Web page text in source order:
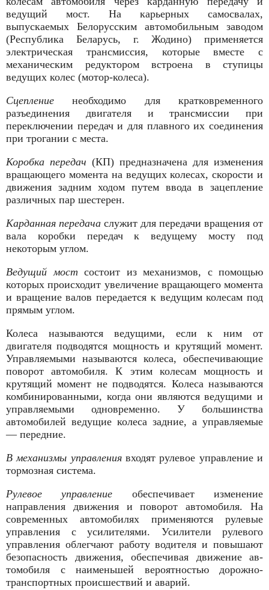
ведущий мост. На карьерных самосвалах,
выпускаемых Белорусским автомобильным заводом
(Республика Беларусь, г. Жодино) применяется
электрическая трансмиссия, которые вместе с
механическим редуктором встроена в сту­пицы
ведущих колес (мотор-колеса).
Сцеплениенеобходимо для кратковременного
разъединения двигателя и трансмиссии при
переключении передач и для плавного их соединения
при трогании с места.
Коробка передач (КП) предназначена для изменения
вращающего момента на ведущих колесах, скорости и
движения задним ходом путем ввода в зацепление
различных пар шестерен.
Карданная передача служит для передачи вращения от
вала коробки передач к ведущему мосту под
некоторым углом.
Ведущий мост состоит из механизмов, с помощью
которых происходит увеличение вращающего момента
и вращение валов передается к ведущим колесам под
прямым углом.
Колеса называются ведущими, если к ним от
двигателя подво­дятся мощность и крутящий момент.
Управляемыми называются колеса, обеспечивающие
поворот автомобиля. К этим колесам мощность и
крутящий момент не подводятся. Колеса называются
комбинированными, когда они являются ведущими и
управляе­мыми одновременно. У большинства
автомобилей ведущие колеса задние, а управляемые
— передние.
В механизмы управления входят рулевое управление и
тормозная система.
Рулевое управление обеспечивает изменение
направления движения и поворот автомобиля. На
современных автомобилях применяются рулевые
управления с усилителями. Усилители рулевого
управления облегчают работу водителя и повышают
безопасность движения, обеспечивая движение ав­
томобиля с наименьшей вероятностью дорожно-
транспортных происшествий и аварий.